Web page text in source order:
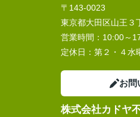
〒143-0023
東京都大田区山王３
営業時間： 10:00～
定休日： 第２・４水
お問
株式会社カドヤ